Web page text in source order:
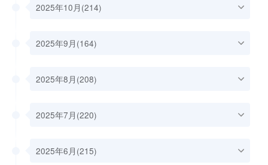
2025年10月(214)
2025年9月(164)
2025年8月(208)
2025年7月(220)
2025年6月(215)